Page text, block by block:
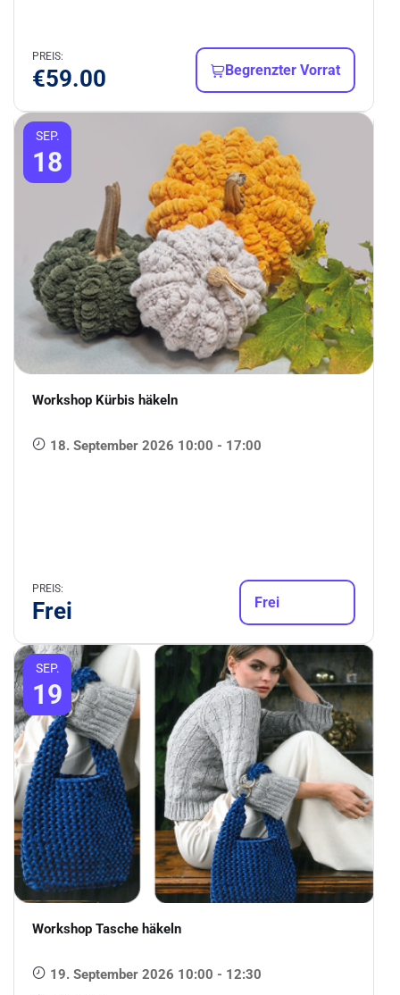
PREIS:
€59.00 Begrenzter Vorrat
SEP.
18
Workshop Kürbis häkeln
18. September 2026 10:00 - 17:00
PREIS:
Frei Frei
SEP.
19
Workshop Tasche häkeln
19. September 2026 10:00 - 12:30